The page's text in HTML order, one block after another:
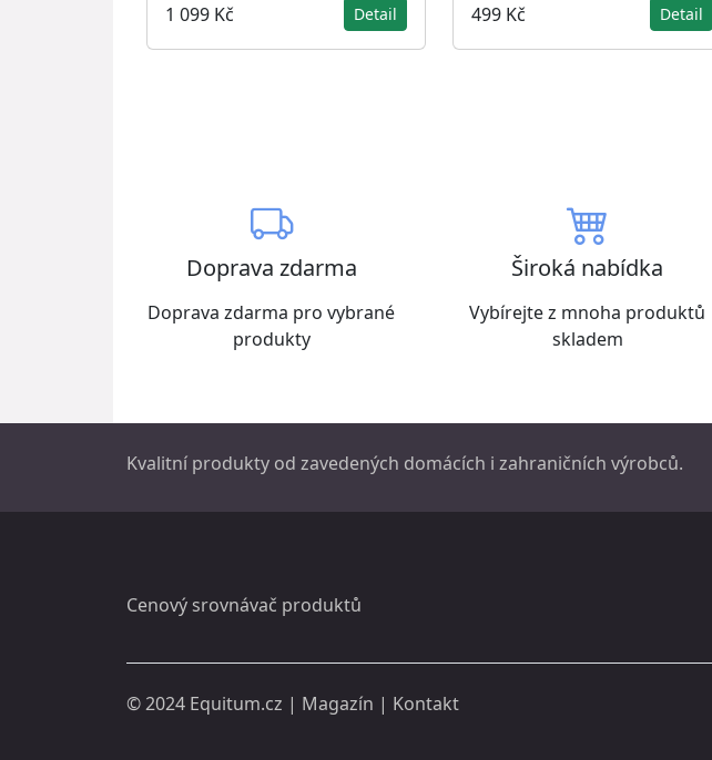
1 099 Kč Detail 499 Kč Detail
Doprava zdarma
Doprava zdarma pro vybrané
produkty
Široká nabídka
Vybírejte z mnoha produktů
skladem
Kvalitní produkty od zavedených domácích i zahraničních výrobců.
Cenový srovnávač produktů
© 2024 Equitum.cz | Magazín | Kontakt